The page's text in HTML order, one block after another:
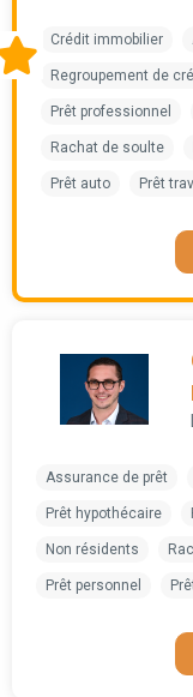
Crédit immobilier
Regroupement de
Prêt professionnel
Rachat de soulte
Prêt auto Prêt
Assurance de prêt
Prêt hypothécaire
Non résidents
Prêt personnel